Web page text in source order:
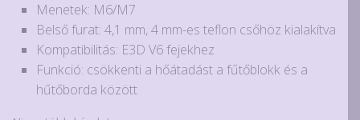
Menetek: M6/M7
Belső furat: 4,1 mm, 4 mm-es teflon csőhöz kialakítva
Kompatibilitás: E3D V6 fejekhez
Funkció: csökkenti a hőátadást a fűtőblokk és a
hűtőborda között